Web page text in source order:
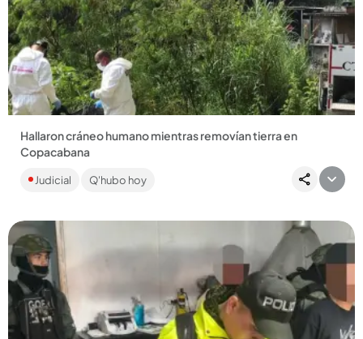
Compartir Noticia
Hallaron cráneo humano mientras removían tierra en
Copacabana
encontraban realizando unas excavaciones para un trabajo
Judicial Q'hubo hoy
Compartir Noticia